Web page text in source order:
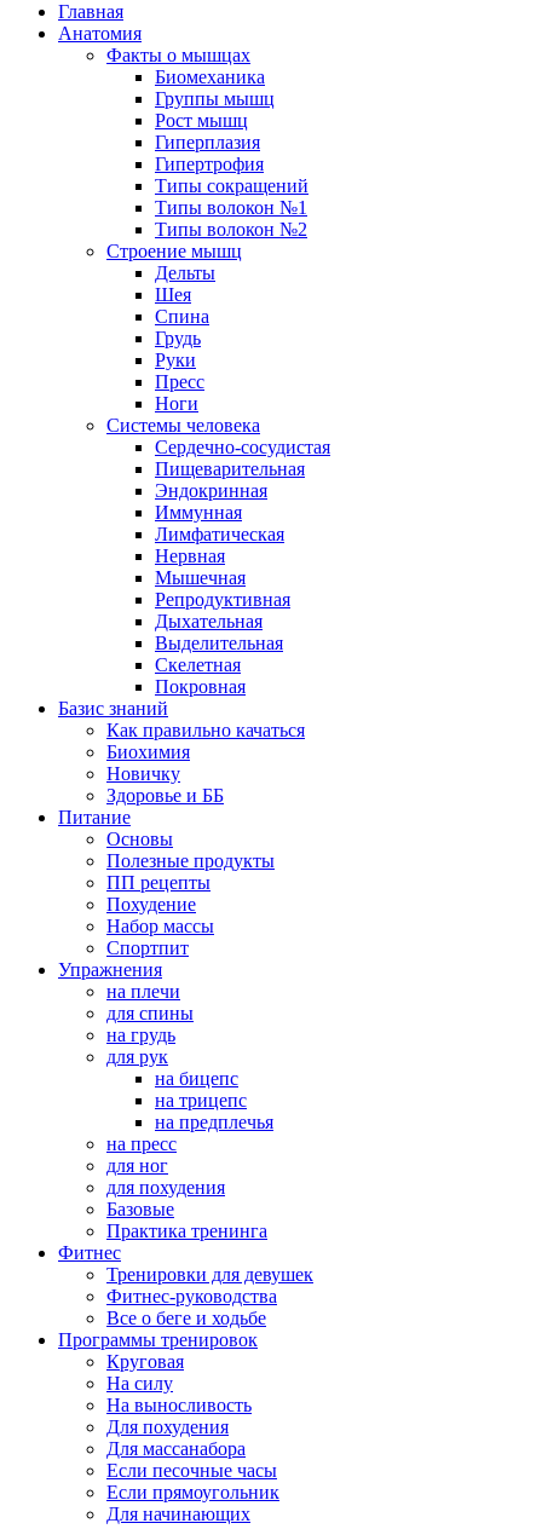
Главная
Анатомия
Факты о мышцах
Биомеханика
Группы мышц
Рост мышц
Гиперплазия
Гипертрофия
Типы сокращений
Типы волокон №1
Типы волокон №2
Строение мышц
Дельты
Шея
Спина
Грудь
Руки
Пресс
Ноги
Системы человека
Сердечно-сосудистая
Пищеварительная
Эндокринная
Иммунная
Лимфатическая
Нервная
Мышечная
Репродуктивная
Дыхательная
Выделительная
Скелетная
Покровная
Базис знаний
Как правильно качаться
Биохимия
Новичку
Здоровье и ББ
Питание
Основы
Полезные продукты
ПП рецепты
Похудение
Набор массы
Спортпит
Упражнения
на плечи
для спины
на грудь
для рук
на бицепс
на трицепс
на предплечья
на пресс
для ног
для похудения
Базовые
Практика тренинга
Фитнес
Тренировки для девушек
Фитнес-руководства
Все о беге и ходьбе
Программы тренировок
Круговая
На силу
На выносливость
Для похудения
Для массанабора
Если песочные часы
Если прямоугольник
Для начинающих